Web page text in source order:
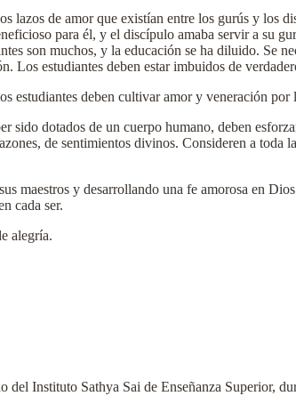
lazos de amor que existían entre los gurús y los
para él, y el discípulo amaba servir a su
son muchos, y la educación se ha diluido. Se
Los estudiantes deben estar imbuidos de
estudiantes deben cultivar amor y veneración
dotados de un cuerpo humano, deben
de sentimientos divinos. Consideren a
maestros y desarrollando una fe amorosa en
cada ser.
alegría.
Instituto Sathya Sai de Enseñanza Superior,